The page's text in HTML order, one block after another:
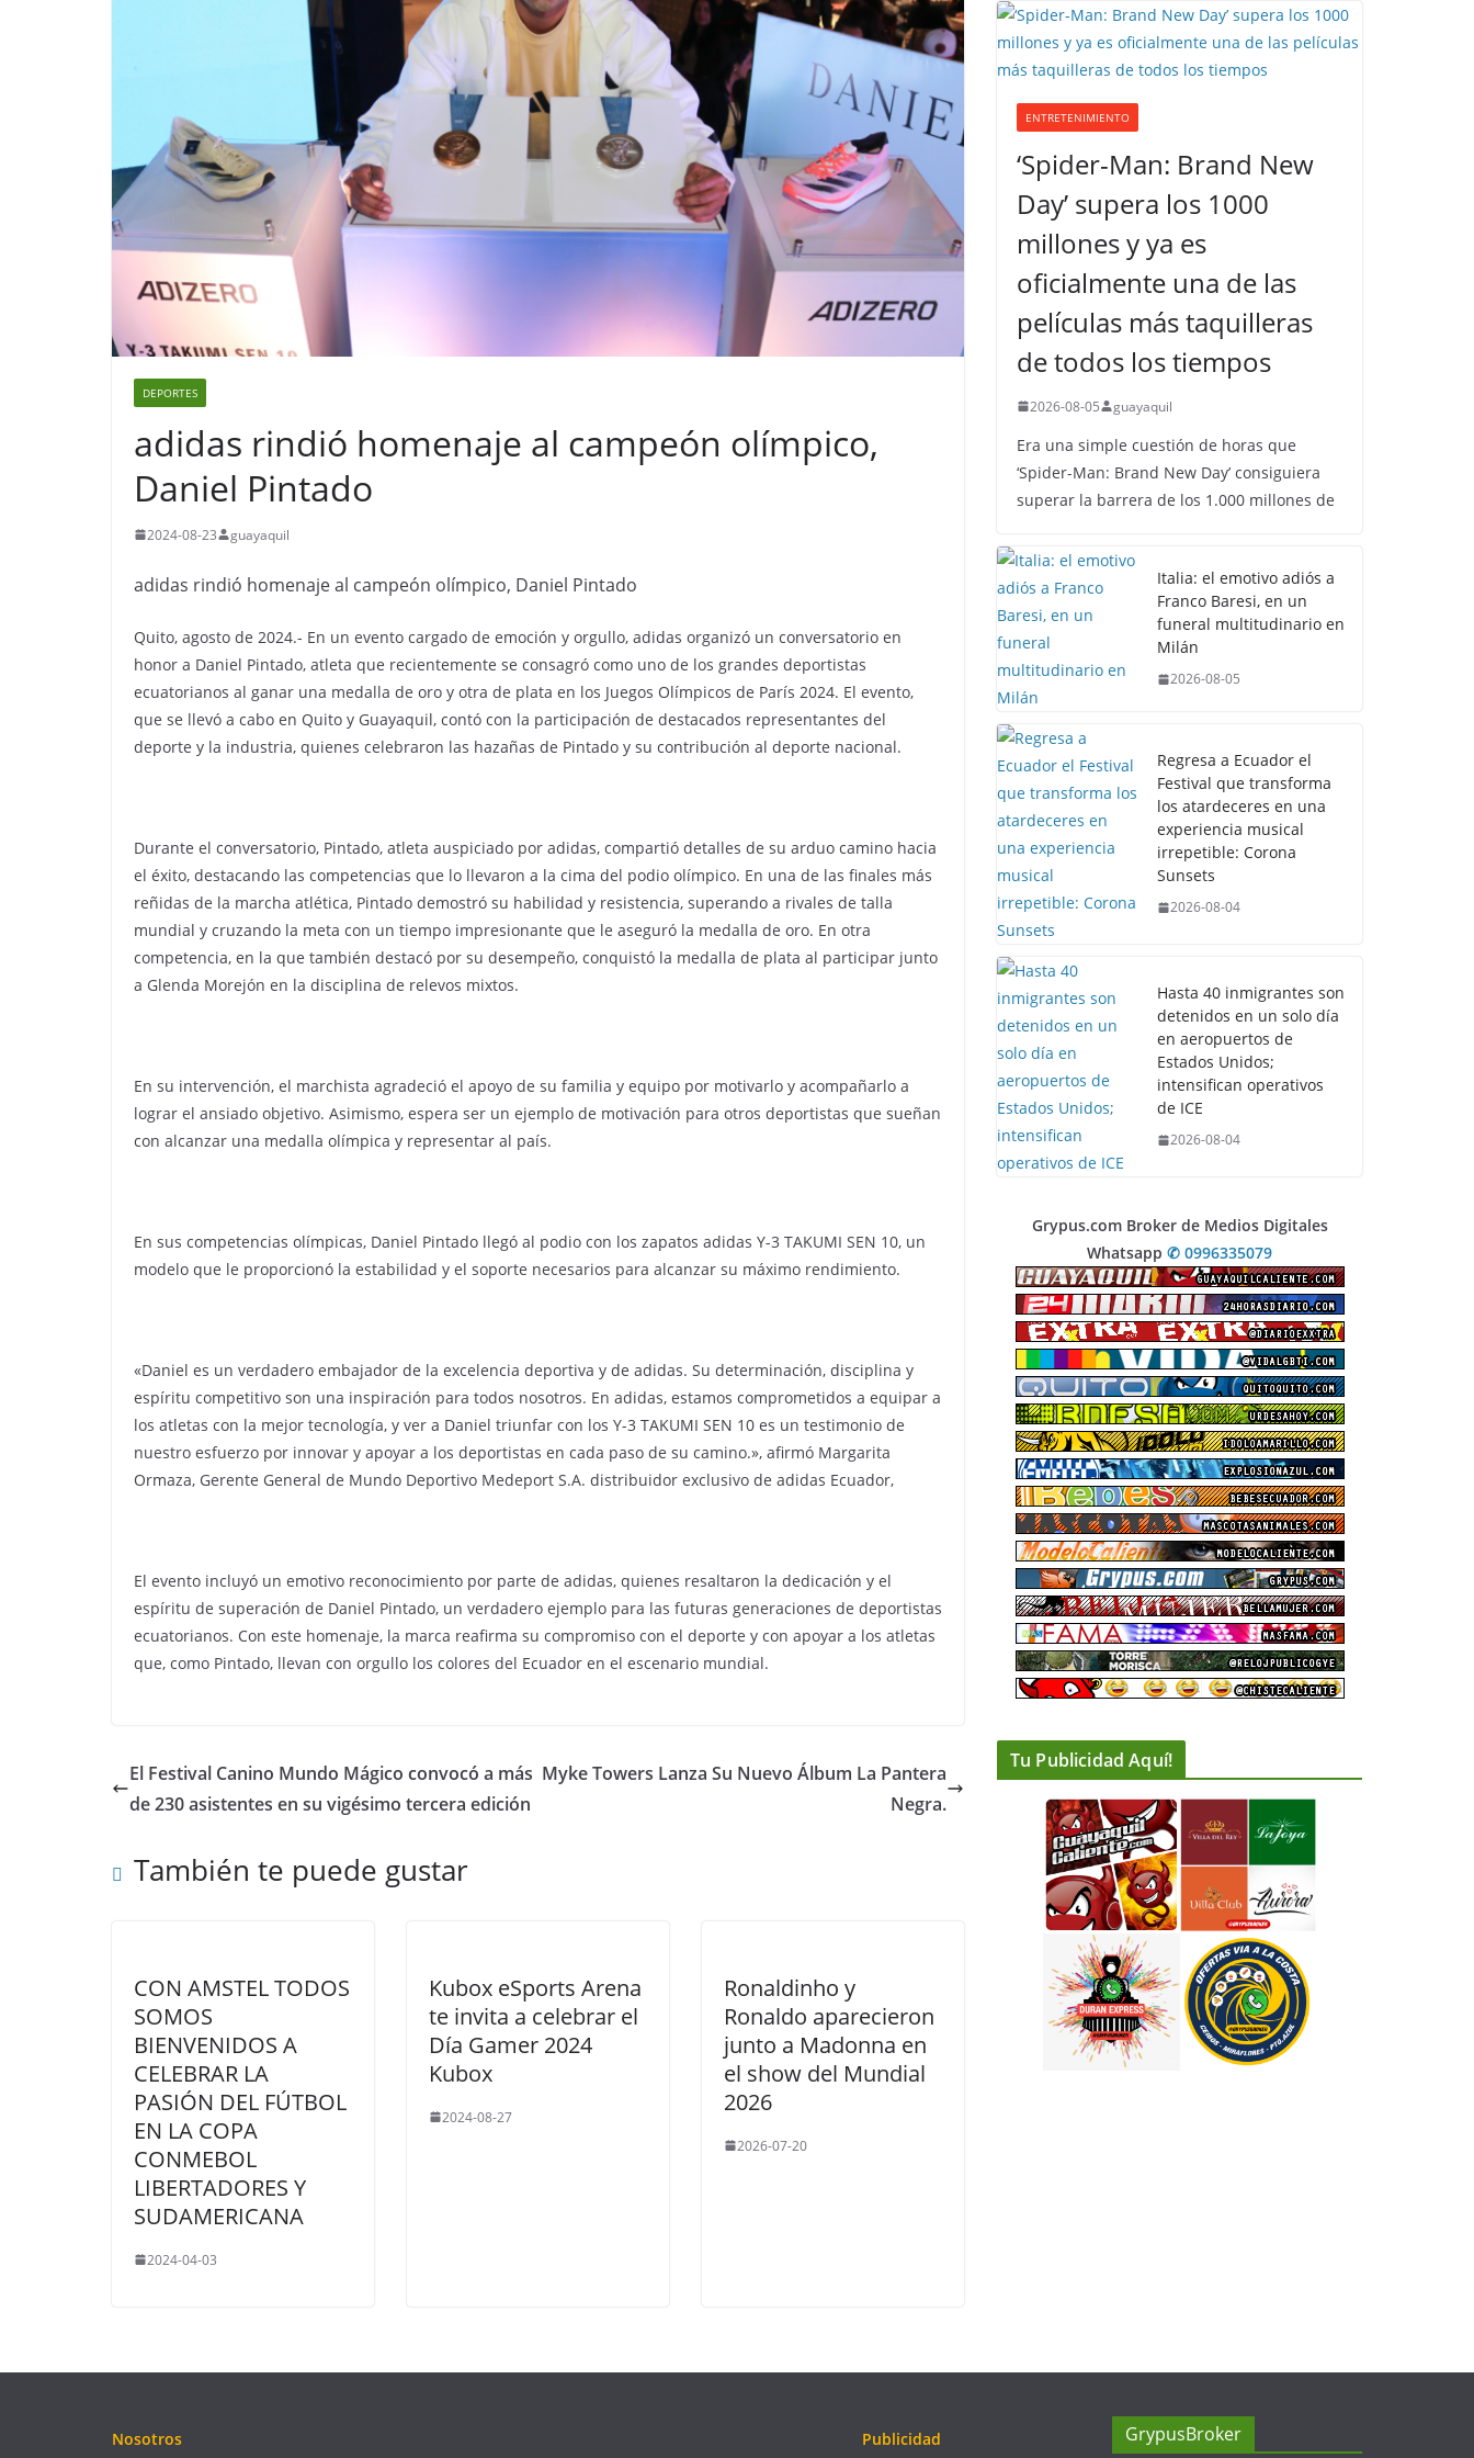
DEPORTES
adidas rindió homenaje al campeón olímpico,
Daniel Pintado
2024-08-23 guayaquil
adidas rindió homenaje al campeón olímpico, Daniel Pintado
Quito, agosto de 2024.- En un evento cargado de emoción y orgullo, adidas organizó un conversatorio en
honor a Daniel Pintado, atleta que recientemente se consagró como uno de los grandes deportistas
ecuatorianos al ganar una medalla de oro y otra de plata en los Juegos Olímpicos de París 2024. El evento,
que se llevó a cabo en Quito y Guayaquil, contó con la participación de destacados representantes del
deporte y la industria, quienes celebraron las hazañas de Pintado y su contribución al deporte nacional.
Durante el conversatorio, Pintado, atleta auspiciado por adidas, compartió detalles de su arduo camino hacia
el éxito, destacando las competencias que lo llevaron a la cima del podio olímpico. En una de las finales más
reñidas de la marcha atlética, Pintado demostró su habilidad y resistencia, superando a rivales de talla
mundial y cruzando la meta con un tiempo impresionante que le aseguró la medalla de oro. En otra
competencia, en la que también destacó por su desempeño, conquistó la medalla de plata al participar junto
a Glenda Morejón en la disciplina de relevos mixtos.
En su intervención, el marchista agradeció el apoyo de su familia y equipo por motivarlo y acompañarlo a
lograr el ansiado objetivo. Asimismo, espera ser un ejemplo de motivación para otros deportistas que sueñan
con alcanzar una medalla olímpica y representar al país.
En sus competencias olímpicas, Daniel Pintado llegó al podio con los zapatos adidas Y-3 TAKUMI SEN 10, un
modelo que le proporcionó la estabilidad y el soporte necesarios para alcanzar su máximo rendimiento.
«Daniel es un verdadero embajador de la excelencia deportiva y de adidas. Su determinación, disciplina y
espíritu competitivo son una inspiración para todos nosotros. En adidas, estamos comprometidos a equipar a
los atletas con la mejor tecnología, y ver a Daniel triunfar con los Y-3 TAKUMI SEN 10 es un testimonio de
nuestro esfuerzo por innovar y apoyar a los deportistas en cada paso de su camino.», afirmó Margarita
Ormaza, Gerente General de Mundo Deportivo Medeport S.A. distribuidor exclusivo de adidas Ecuador,
El evento incluyó un emotivo reconocimiento por parte de adidas, quienes resaltaron la dedicación y el
espíritu de superación de Daniel Pintado, un verdadero ejemplo para las futuras generaciones de deportistas
ecuatorianos. Con este homenaje, la marca reafirma su compromiso con el deporte y con apoyar a los atletas
que, como Pintado, llevan con orgullo los colores del Ecuador en el escenario mundial.
El Festival Canino Mundo Mágico convocó a más
de 230 asistentes en su vigésimo tercera edición
Myke Towers Lanza Su Nuevo Álbum La Pantera
Negra.
También te puede gustar
CON AMSTEL TODOS
SOMOS
BIENVENIDOS A
CELEBRAR LA
PASIÓN DEL FÚTBOL
EN LA COPA
CONMEBOL
LIBERTADORES Y
SUDAMERICANA
2024-04-03
Kubox eSports Arena
te invita a celebrar el
Día Gamer 2024
Kubox
2024-08-27
Ronaldinho y
Ronaldo aparecieron
junto a Madonna en
el show del Mundial
2026
2026-07-20
ENTRETENIMIENTO
‘Spider-Man: Brand New
Day’ supera los 1000
millones y ya es
oficialmente una de las
películas más taquilleras
de todos los tiempos
2026-08-05 guayaquil
Era una simple cuestión de horas que
‘Spider-Man: Brand New Day’ consiguiera
superar la barrera de los 1.000 millones de
Italia: el emotivo adiós a
Franco Baresi, en un
funeral multitudinario en
Milán
2026-08-05
Regresa a Ecuador el
Festival que transforma
los atardeceres en una
experiencia musical
irrepetible: Corona
Sunsets
2026-08-04
Hasta 40 inmigrantes son
detenidos en un solo día
en aeropuertos de
Estados Unidos;
intensifican operativos
de ICE
2026-08-04
Grypus.com Broker de Medios Digitales
Whatsapp ✆ 0996335079
Tu Publicidad Aquí!
Nosotros Publicidad GrypusBroker